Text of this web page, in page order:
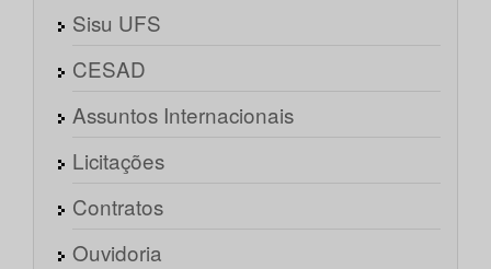
Sisu UFS
CESAD
Assuntos Internacionais
Licitações
Contratos
Ouvidoria